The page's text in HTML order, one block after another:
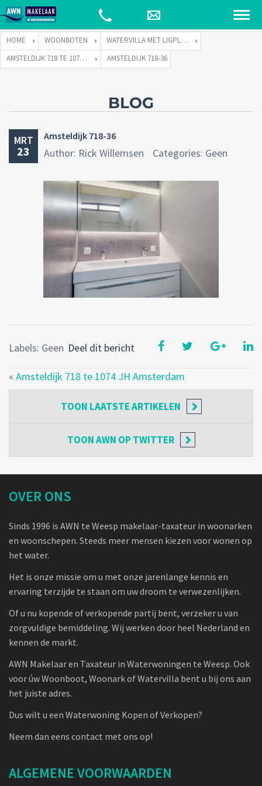
HOME WOONBOTEN
WATERVILLA MET LIGPLAATS
AMSTELDIJK 718 TE 1074 JH AMSTERDAM
AMSTELDIJK 718-36
BLOG
MRT
23
Amsteldijk 718-36
Author: Rick Willemsen Categories: Geen
Deel dit bericht
Labels: Geen
« Amsteldijk 718 te 1074 JH Amsterdam
TOON LAATSTE ARTIKELEN
TOONAWN OP TWITTER
OVER ONS
Sinds 1996 is AWN te Weesp makelaar-taxateur in woonarken
en woonschepen. Steeds meer mensen kiezen voor wonen op
het water.
Het is onze missie om u met onze jarenlange kennis en
ervaring terzijde te staan om uw droom te verwezenlijken.
Of u nu kopende of verkopende partij bent, verzeker u van
zorgvuldige bemiddeling. Wij werken door heel Nederland en
kennen de markt.
AWN Makelaar en Taxateur in Waterwoningen te Weesp. Ook
voor úw Woonboot, Woonark of Watervilla bent u bij ons aan
het juiste adres.
Dus wilt u een Waterwoning Kopen of Verkopen?
Neem dan eens contact met ons op!
ALGEMENE VOORWAARDEN